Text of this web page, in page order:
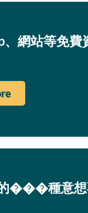
、網站等免費
���種意想